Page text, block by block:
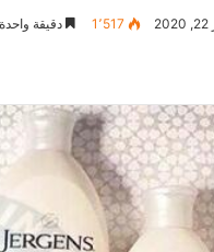
1٬517 دقيقة واحدة